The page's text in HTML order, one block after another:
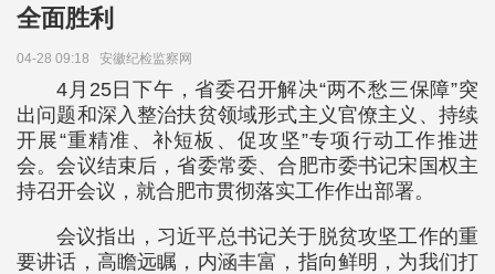
全面胜利
04-28 09:18 安徽纪检监察网
4月25日下午，省委召开解决“两不愁三保障”突
出问题和深入整治扶贫领域形式主义官僚主义、持续
开展“重精准、补短板、促攻坚”专项行动工作推进
会。会议结束后，省委常委、合肥市委书记宋国权主
持召开会议，就合肥市贯彻落实工作作出部署。
会议指出，习近平总书记关于脱贫攻坚工作的重
要讲话，高瞻远瞩，内涵丰富，指向鲜明，为我们打